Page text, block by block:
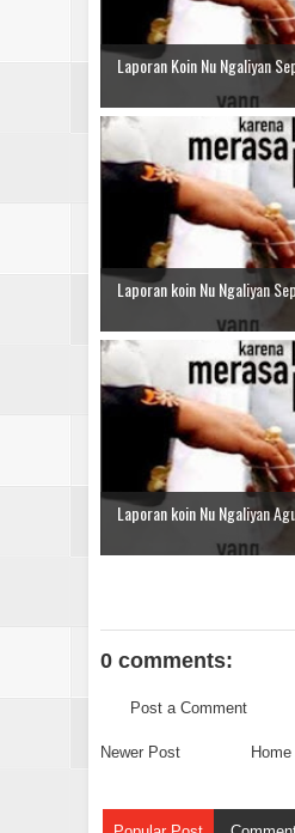
Laporan Koin Nu Ngaliyan
Laporan koin Nu Ngaliyan
Laporan koin Nu Ngaliyan
0 comments:
Post a Comment
Newer Post Home